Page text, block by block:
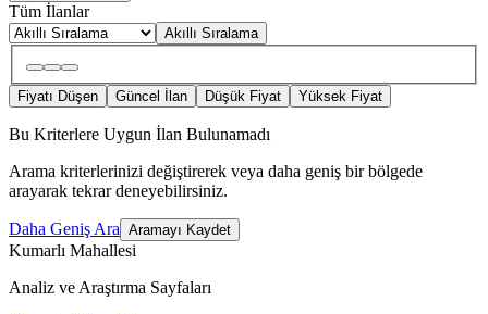
Tüm İlanlar
Akıllı Sıralama
Fiyatı Düşen Güncel İlan Düşük Fiyat Yüksek Fiyat
Bu Kriterlere Uygun İlan Bulunamadı
Arama kriterlerinizi değiştirerek veya daha geniş bir bölgede
arayarak tekrar deneyebilirsiniz.
Daha Geniş Ara Aramayı Kaydet
Kumarlı Mahallesi
Analiz ve Araştırma Sayfaları